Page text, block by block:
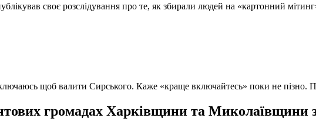
своє розслідування про те, як збирали людей на «картонний
щоб валити Сирського. Каже «краще включайтесь» поки не пізно.
громадах Харківщини та Миколаївщини